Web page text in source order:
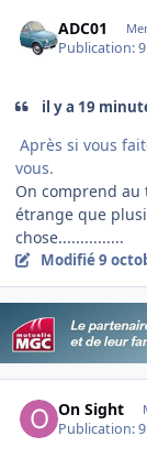
ADC01
Publication:
il y a 19
Après si vous
vous.
On comprend au
étrange que
chose...............
Modifié9
On Sight
Publication: